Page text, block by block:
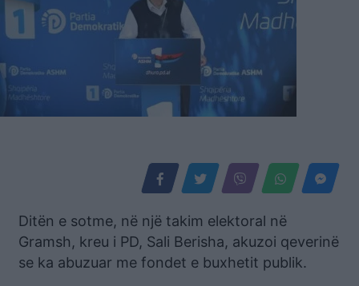
Ditën e sotme, në një takim elektoral në
Gramsh, kreu i PD, Sali Berisha, akuzoi qeverinë
se ka abuzuar me fondet e buxhetit publik.